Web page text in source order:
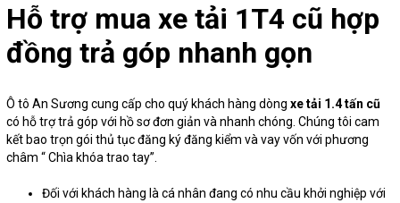
Hỗ trợ mua xe tải 1T4 cũ hợp
đồng trả góp nhanh gọn
Ô tô An Sương cung cấp cho quý khách hàng dòng xe tải 1.4 tấn cũ
có hỗ trợ trả góp với hồ sơ đơn giản và nhanh chóng. Chúng tôi cam
kết bao trọn gói thủ tục đăng ký đăng kiểm và vay vốn với phương
châm “ Chìa khóa trao tay”.
Đối với khách hàng là cá nhân đang có nhu cầu khởi nghiệp với